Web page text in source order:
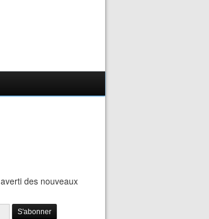
des nouveaux